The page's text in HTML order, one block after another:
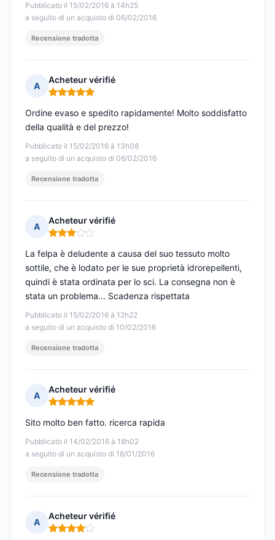
Pubblicato il 15/02/2016 à 14h25
a seguito di un acquisto di 06/02/2016
Recensione tradotta
A
Acheteur vérifié
Nota: 5 su 5
Pubblicato il 15/02/2016 à 13h08
a seguito di un acquisto di 06/02/2016
Ordine evaso e spedito rapidamente! Molto soddisfatto
della qualità e del prezzo!
Recensione tradotta
A
Acheteur vérifié
Nota: 3 su 5
Pubblicato il 15/02/2016 à 12h22
a seguito di un acquisto di 10/02/2016
La felpa è deludente a causa del suo tessuto molto
sottile, che è lodato per le sue proprietà idrorepellenti,
quindi è stata ordinata per lo sci. La consegna non è
stata un problema... Scadenza rispettata
Recensione tradotta
A
Acheteur vérifié
Nota: 5 su 5
Pubblicato il 14/02/2016 à 18h02
a seguito di un acquisto di 18/01/2016
Sito molto ben fatto. ricerca rapida
Recensione tradotta
A
Acheteur vérifié
Nota: 4 su 5